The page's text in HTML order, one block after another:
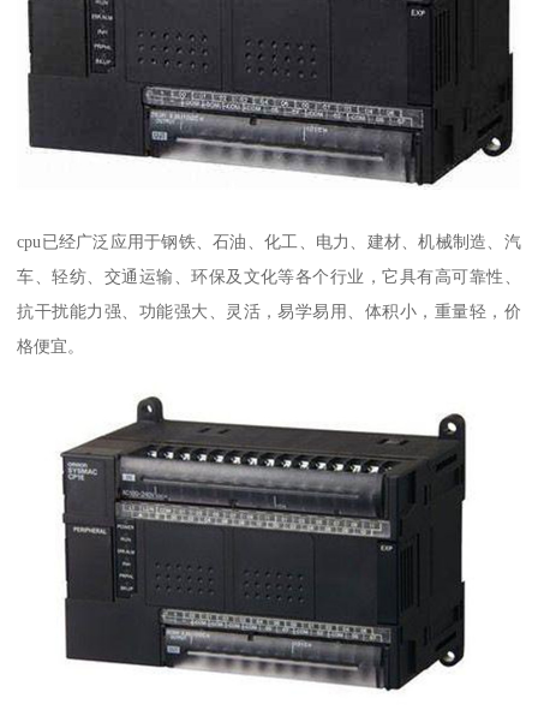
cpu已经广泛应用于钢铁、石油、化工、电力、建材、机械制造、汽
车、轻纺、交通运输、环保及文化等各个行业，它具有高可靠性、
抗干扰能力强、功能强大、灵活，易学易用、体积小，重量轻，价
格便宜。